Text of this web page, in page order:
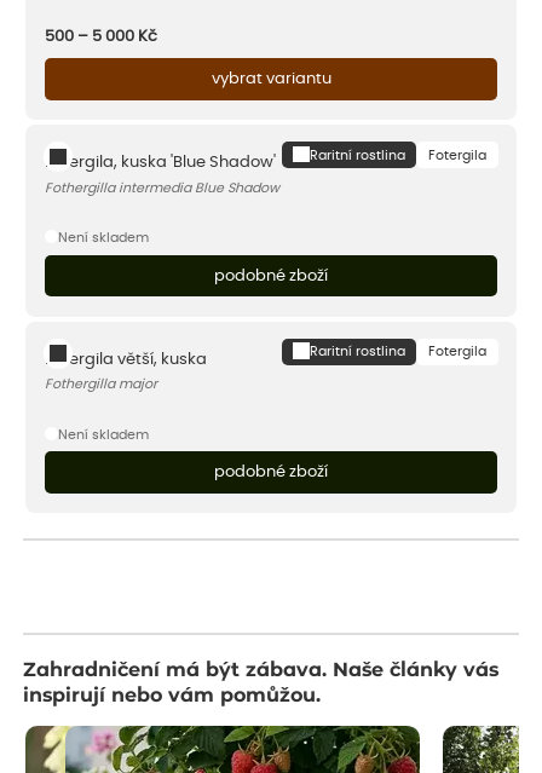
500 – 5 000 Kč
vybrat variantu
Raritní rostlina Fotergila
Fotergila, kuska 'Blue Shadow'
Fothergilla intermedia Blue Shadow
Není skladem
podobné zboží
Raritní rostlina Fotergila
Fotergila větší, kuska
Fothergilla major
Není skladem
podobné zboží
Zahradničení má být zábava. Naše články vás
inspirují nebo vám pomůžou.